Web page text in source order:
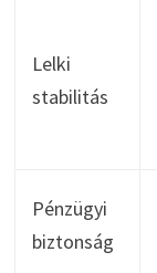
Lelki
stabilitás
Pénzügyi
biztonság